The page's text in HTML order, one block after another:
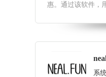
惠。通过该软件，
接下来，我们将从
方面详细介绍这款
系